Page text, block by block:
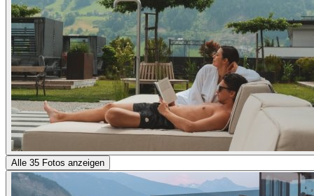
Alle 35 Fotos anzeigen